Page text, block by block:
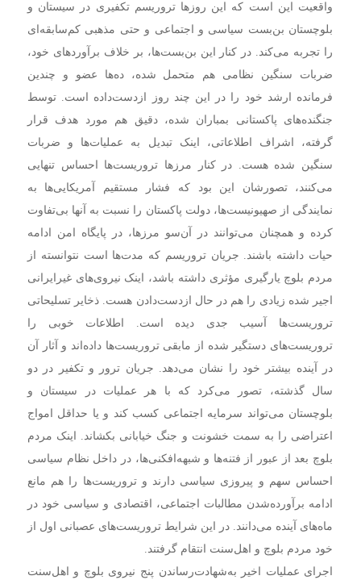
واقعیت این است که این روزها تروریسم تکفیری در سیستان و
بلوچستان بن‌بست سیاسی و اجتماعی و حتی مذهبی کم‌سابقه‌ای
را تجربه می‌کند. در کنار این بن‌بست‌ها، بر خلاف برآوردهای خود،
ضربات سنگین نظامی هم متحمل شده، ده‌ها عضو و چندین
فرمانده ارشد خود را در این چند روز ازدست‌داده است. توسط
جنگنده‌های پاکستانی بمباران شده، دقیق هم مورد هدف قرار
گرفته، اشراف اطلاعاتی، اینک تبدیل به عملیات‌ها و ضربات
سنگین شده هست. در کنار مرزها تروریست‌ها احساس تنهایی
می‌کنند، تصورشان این بود که فشار مستقیم آمریکایی‌ها به
نمایندگی از صهیونیست‌ها، دولت پاکستان را نسبت به آنها بی‌تفاوت
کرده و همچنان می‌توانند در آن‌سو مرزها، در پایگاه امن ادامه
حیات داشته باشند. جریان تروریسم که مدت‌ها است نتوانسته از
مردم بلوچ یارگیری مؤثری داشته باشد، اینک نیروی‌های غیرایرانی
اجیر شده زیادی را هم در حال ازدست‌دادن هست. ذخایر تسلیحاتی
تروریست‌ها آسیب جدی دیده است. اطلاعات خوبی را
تروریست‌های دستگیر شده از مابقی تروریست‌ها داده‌اند و آثار آن
در آینده بیشتر خود را نشان می‌دهد. جریان ترور و تکفیر در دو
سال گذشته، تصور می‌کرد که با هر عملیات در سیستان و
بلوچستان می‌تواند سرمایه اجتماعی کسب کند و یا حداقل امواج
اعتراضی را به سمت خشونت و جنگ خیابانی بکشاند. اینک مردم
بلوچ بعد از عبور از فتنه‌ها و شبهه‌افکنی‌ها، در داخل نظام سیاسی
احساس سهم و پیروزی سیاسی دارند و تروریست‌ها را هم مانع
ادامه برآورده‌شدن مطالبات اجتماعی، اقتصادی و سیاسی خود در
ماه‌های آینده می‌دانند. در این شرایط تروریست‌های عصبانی اول از
خود مردم بلوچ و اهل‌سنت انتقام گرفتند.
اجرای عملیات اخیر به‌شهادت‌رساندن پنج نیروی بلوچ و اهل‌سنت